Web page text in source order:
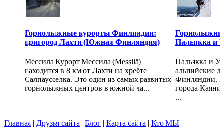
Горнолыжные курорты Финляндии:
пригород Лахти (Южная Финляндия)
Мессила Курорт Мессила (Messilä)
находится в 8 км от Лахти на хребте
Салпаусселка. Это один из самых развитых
горнолыжных центров в южной ча...
Пальякка и
Пальякка и
альпийские
Финляндии.
города
...
Главная | Друзья сайта | Блог | Карта сайта | Кто МЫ